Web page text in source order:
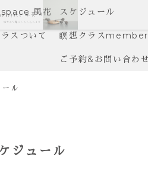
風花 スケジュール
スついて 瞑想クラス
ご予約&お問い合わ
ール
ジュール